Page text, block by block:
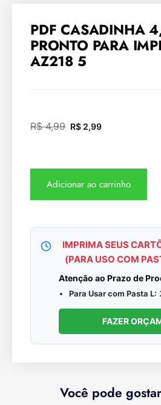
PDF CASADINHA
PRONTO PARA
AZ218 5
R$4,99 R$ 2,99
Adicionar ao carrinho
IMPRIMA SEUS
(PARA USO COM
Atenção ao Prazo de
Para Usar com Pasta L:
FAZER
Você pode